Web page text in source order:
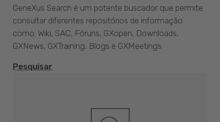
GeneXus Search é um potente buscador que permite
consultar diferentes repositórios de informação
como: Wiki, SAC, Fóruns, GXopen, Downloads,
GXNews, GXTraining, Blogs e GXMeetings.
Pesquisar